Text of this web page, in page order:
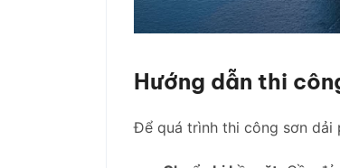
Hướng dẫn thi
Để quá trình thi công sơn dải